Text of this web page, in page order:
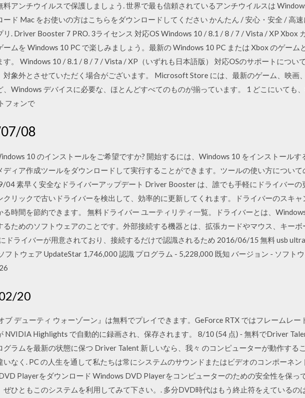
料アンチウイルスで保護しましょう. 世界で最も信頼されているアンチウイルスは
ード Mac をお使いの方はこちらをダウンロードしてください かんたん / 安心・安全 / 高
リ. Driver Booster 7 PRO. 3ライセンス 対応OS Windows 10 / 8.1 / 8 / 7 / Vista / XP Xbox
ームを Windows 10 PC で楽しみましょう。最新の Windows 10 PC または Xbox のゲー
す。 Windows 10 / 8.1 / 8 / 7 / Vista / XP（いずれも日本語版） 対応OSのサポートについ
対象外とさせていただく場合がございます。 Microsoft Store には、最新のゲーム、映画
、Windows デバイスに必要な、ほとんどすべてのものが揃っています。 1 どこにいても
フォンで
08
10 のインストールをご希望ですか? 開始するには、Windows 10 をインストールす
ディア作成ツールをダウンロードして実行することができます。ツールの使い方につい
素早く安全なドライバーアップデート Driver Booster は、誰でも手軽にドライバーの
クリックで古いドライバーを検出して、効率的に更新してくれます。ドライバーのスキャ
る時間を節約できます。 無料ドライバー ユーティリティ一覧。ドライバーとは、
るためのソフトウェアのことです。外部接続する機器とは、拡張カードやマウス、キー
ドライバーが用意されており、接続するだけで認識されるため 2016/06/15 無料 usb
フトウェア UpdateStar 1,746,000 認識 プログラム - 5,228,000 既知 バージョン - ソフト
20
ブ デューティ ウォーゾーン』は無料でプレイできます。GeForce RTX ではフレームレ
NVIDIA Highlights で自動的に録画され、保存されます。 8/10 (54 点) - 無料でDriver
グラムを最新の状態に保つ Driver Talent 新しいなら、我々 のコンピューターが動作する
いなく. PC の人生を通して私たちは常にシステムのサウンドまたはビデオのコンポーネ
Playerをダウンロード Windows DVD Playerをコンピューターのための安全性を保っ
ぜひともこのシステムを利用してみて下さい。. 多分DVD時代はもう終止符をえているの